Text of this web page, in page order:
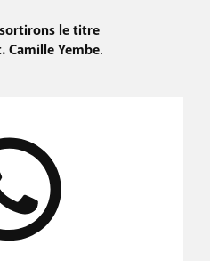
le titre
Camille Yembe.